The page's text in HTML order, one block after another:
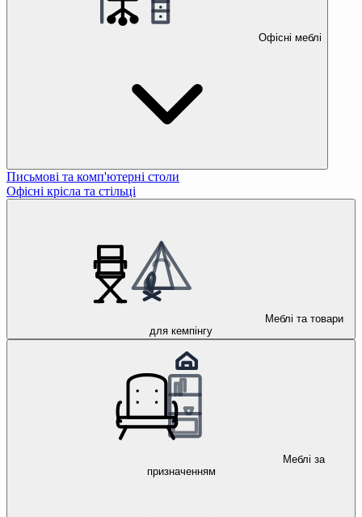
Офісні меблі
Письмові та комп'ютерні столи
Офісні крісла та стільці
Меблі та товари
для кемпінгу
Меблі за
призначенням